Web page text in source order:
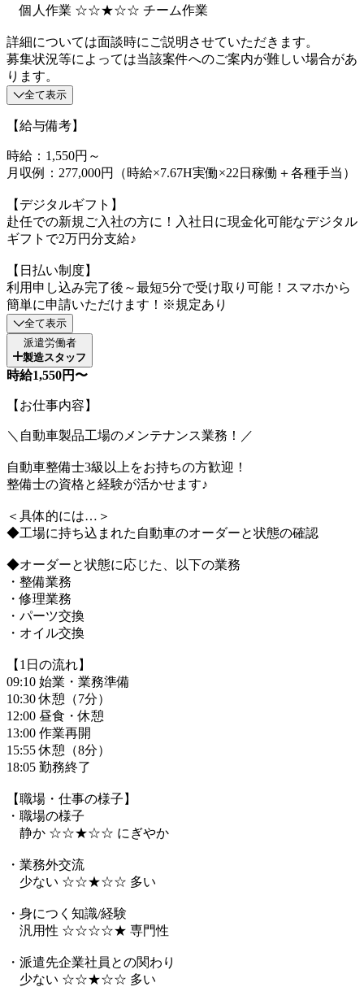
個人作業 ☆☆★☆☆ チーム作業
詳細については面談時にご説明させていただきます。
募集状況等によっては当該案件へのご案内が難しい場合があ
ります。
全て表示
【給与備考】
時給：1,550円～
月収例：277,000円（時給×7.67H実働×22日稼働＋各種手当）
【デジタルギフト】
赴任での新規ご入社の方に！入社日に現金化可能なデジタル
ギフトで2万円分支給♪
【日払い制度】
利用申し込み完了後～最短5分で受け取り可能！スマホから
簡単に申請いただけます！※規定あり
全て表示
派遣労働者
製造スタッフ
時給1,550円〜
【お仕事内容】
＼自動車製品工場のメンテナンス業務！／
自動車整備士3級以上をお持ちの方歓迎！
整備士の資格と経験が活かせます♪
＜具体的には…＞
◆工場に持ち込まれた自動車のオーダーと状態の確認
◆オーダーと状態に応じた、以下の業務
・整備業務
・修理業務
・パーツ交換
・オイル交換
【1日の流れ】
09:10 始業・業務準備
10:30 休憩（7分）
12:00 昼食・休憩
13:00 作業再開
15:55 休憩（8分）
18:05 勤務終了
【職場・仕事の様子】
・職場の様子
静か ☆☆★☆☆ にぎやか
・業務外交流
少ない ☆☆★☆☆ 多い
・身につく知識/経験
汎用性 ☆☆☆☆★ 専門性
・派遣先企業社員との関わり
少ない ☆☆★☆☆ 多い